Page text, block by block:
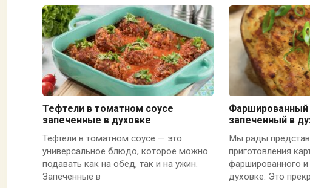
Тефтели в томатном соусе
запеченные в духовке
Тефтели в томатном соусе — это
универсальное блюдо, которое можно
подавать как на обед, так и на ужин.
Запеченные в
Фаршированный
запеченный в
Мы рады
приготовления
фаршированного и
духовке. Это